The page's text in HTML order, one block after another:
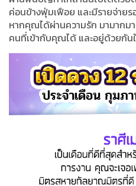
ค่อนข้างฟุ่มเฟือย และมีรายจ่าย
หากคุณได้ผ่านความรัก มามากม
คนที่เข้ากับคุณได้ และอยู่ด้วยกัน